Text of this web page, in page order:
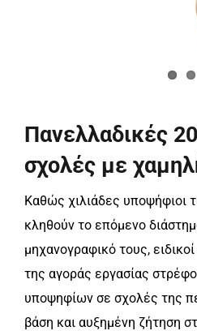
Πανελλαδικές
σχολές με
Καθώς χιλιάδες υποψήφιοι
κληθούν το επόμενο
μηχανογραφικό τους,
της αγοράς εργασίας
υποψηφίων σε σχολές της
βάση και αυξημένη ζήτηση